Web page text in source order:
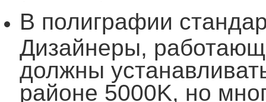
В полиграфии
Дизайнеры,
должны
районе 5000K, но